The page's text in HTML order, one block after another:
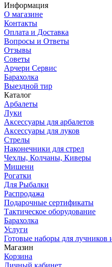
Информация
О магазине
Контакты
Оплата и Доставка
Вопросы и Ответы
Отзывы
Советы
Арчери Сервис
Барахолка
Выездной тир
Каталог
Арбалеты
Луки
Аксессуары для арбалетов
Аксессуары для луков
Стрелы
Наконечники для стрел
Чехлы, Колчаны, Киверы
Мишени
Рогатки
Для Рыбалки
Распродажа
Подарочные сертификаты
Тактическое оборудование
Барахолка
Услуги
Готовые наборы для лучников
Магазин
Корзина
Личный кабинет